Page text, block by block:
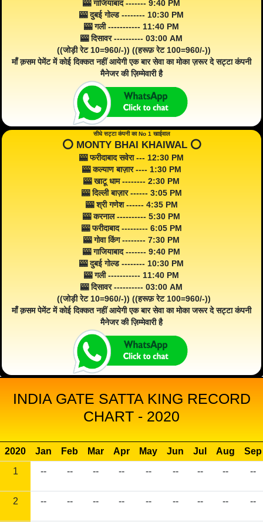
🎰 गाजियाबाद ------- 9:40 PM
🎰 दुबई गोल्ड -------- 10:30 PM
🎰 गली ----------- 11:40 PM
🎰 दिसावर ---------- 03:00 AM
((जोड़ी रेट 10=960/-)) ((हरूफ़ रेट 100=960/-))
माँ क़सम पेमेंट में कोई दिक्कत नहीं आयेगी एक बार सेवा का मोका ज़रूर दे सट्टा कंपनी
मैनेजर की ज़िम्मेवारी है
सीधे सट्टा कंपनी का No 1 खाईवाल
⭕️ MONTY BHAI KHAIWAL ⭕️
🎰 फरीदाबाद सवेरा --- 12:30 PM
🎰 कल्याण बाज़ार ---- 1:30 PM
🎰 खाटू धाम -------- 2:30 PM
🎰 दिल्ली बाज़ार ------ 3:05 PM
🎰 श्री गणेश ------ 4:35 PM
🎰 करनाल ---------- 5:30 PM
🎰 फरीदाबाद --------- 6:05 PM
🎰 गोवा किंग -------- 7:30 PM
🎰 गाजियाबाद ------- 9:40 PM
🎰 दुबई गोल्ड -------- 10:30 PM
🎰 गली ----------- 11:40 PM
🎰 दिसावर ---------- 03:00 AM
((जोड़ी रेट 10=960/-)) ((हरूफ़ रेट 100=960/-))
माँ क़सम पेमेंट में कोई दिक्कत नहीं आयेगी एक बार सेवा का मोका जरूर दे सट्टा कंपनी
मैनेजर की ज़िम्मेवारी है
INDIA GATE SATTA KING RECORD
CHART - 2020
2020 Jan Feb Mar Apr May Jun Jul Aug
Sep
1
-- -- -- -- -- -- -- -- --
2 -- -- -- -- -- -- -- -- --